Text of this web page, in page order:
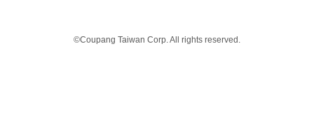
©Coupang Taiwan Corp. All rights reserved.